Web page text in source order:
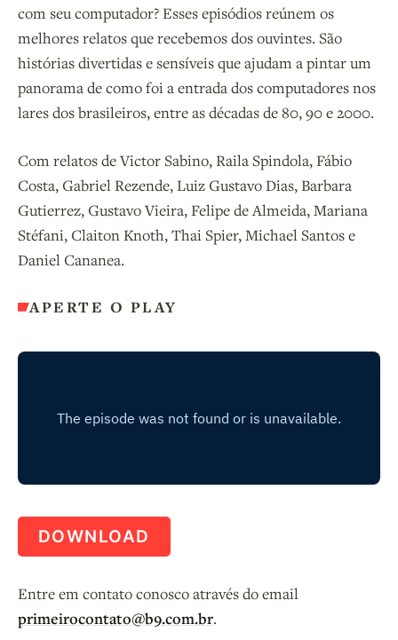
com seu computador? Esses episódios reúnem os
melhores relatos que recebemos dos ouvintes. São
histórias divertidas e sensíveis que ajudam a pintar um
panorama de como foi a entrada dos computadores nos
lares dos brasileiros, entre as décadas de 80, 90 e 2000.
Com relatos de Victor Sabino, Raila Spindola, Fábio
Costa, Gabriel Rezende, Luiz Gustavo Dias, Barbara
Gutierrez, Gustavo Vieira, Felipe de Almeida, Mariana
Stéfani, Claiton Knoth, Thai Spier, Michael Santos e
Daniel Cananea.
APERTE O PLAY
DOWNLOAD
Entre em contato conosco através do email
primeirocontato@b9.com.br.